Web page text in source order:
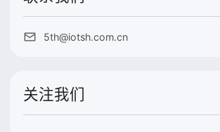
5th@iotsh.com.cn
关注我们